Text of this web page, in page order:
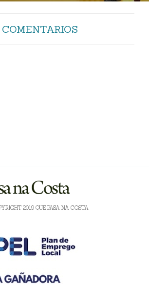
COMENTARIOS
2019 QUE PASA NA COSTA